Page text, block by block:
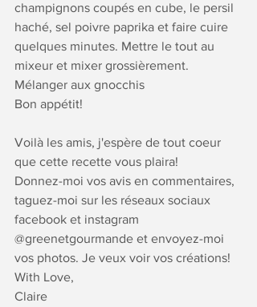
champignons coupés en cube, le persil
haché, sel poivre paprika et faire cuire
quelques minutes. Mettre le tout au
mixeur et mixer grossièrement.
Mélanger aux gnocchis
Bon appétit!
Voilà les amis, j'espère de tout coeur
que cette recette vous plaira!
Donnez-moi vos avis en commentaires,
taguez-moi sur les réseaux sociaux
facebook et instagram
@greenetgourmande et envoyez-moi
vos photos. Je veux voir vos créations!
With Love,
Claire